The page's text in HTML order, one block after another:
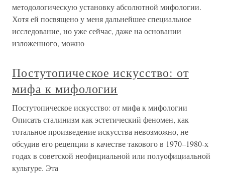
методологическую установку абсолютной мифологии.
Хотя ей посвящено у меня дальнейшее специальное
исследование, но уже сейчас, даже на основании
изложенного, можно
Постутопическое искусство: от
мифа к мифологии
Постутопическое искусство: от мифа к мифологии
Описать сталинизм как эстетический феномен, как
тотальное произведение искусства невозможно, не
обсудив его рецепции в качестве такового в 1970–1980-х
годах в советской неофициальной или полуофициальной
культуре. Эта